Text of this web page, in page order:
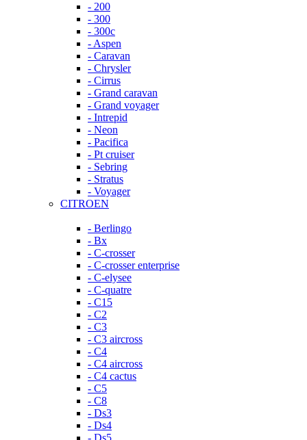
- 200
- 300
- 300c
- Aspen
- Caravan
- Chrysler
- Cirrus
- Grand caravan
- Grand voyager
- Intrepid
- Neon
- Pacifica
- Pt cruiser
- Sebring
- Stratus
- Voyager
CITROEN
- Berlingo
- Bx
- C-crosser
- C-crosser enterprise
- C-elysee
- C-quatre
- C15
- C2
- C3
- C3 aircross
- C4
- C4 aircross
- C4 cactus
- C5
- C8
- Ds3
- Ds4